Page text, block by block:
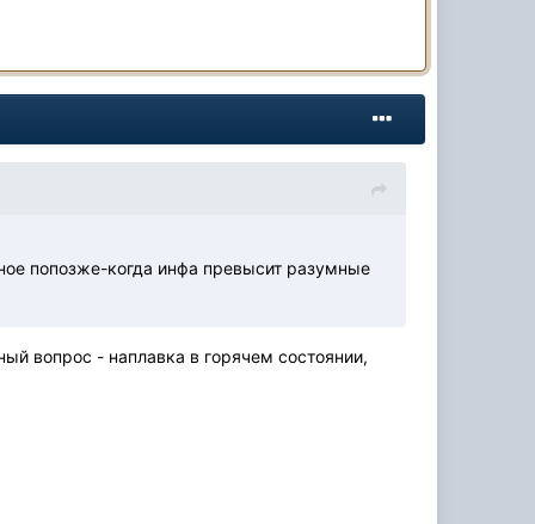
попозже-когда инфа превысит разумные
вопрос - наплавка в горячем состоянии,